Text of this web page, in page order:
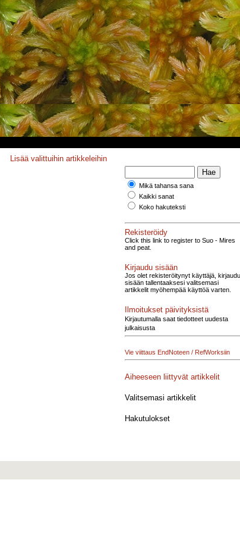
Lisää valittuihin artikkeleihin
Mikä tahansa sana
Kaikki sanat
Koko hakuteksti
Rekisteröidy
Click this link to register to Suo - Mires
and peat.
Kirjaudu sisään
Jos olet rekisteröitynyt käyttäjä, kirjaudu
sisään tallentaaksesi valitsemasi
artikkelit myöhempää käyttöä varten.
Ilmoitukset päivityksistä
Kirjautumalla saat tiedotteet uudesta
julkaisusta
Vie viittaus EndNoteen / RefWorksiin
Aiheeseen liittyvät artikkelit
Valitsemasi artikkelit
Hakutulokset